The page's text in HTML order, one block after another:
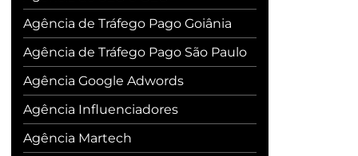
Agência de Tráfego Pago Goiânia
Agência de Tráfego Pago São Paulo
Agência Google Adwords
Agência Influenciadores
Agência Martech